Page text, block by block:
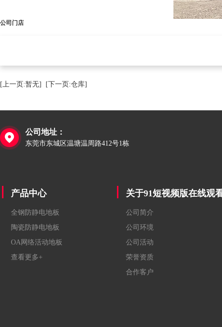
公司门店
[上一页:暂无] [下一页:仓库]

公司地址：
东莞市东城区温塘温周路412号1栋
产品中心
全钢防静电地板
陶瓷防静电地板
OA网络活动地板
查看更多+
关于91短视频版在线观
公司简介
公司环境
公司活动
荣誉资质
合作客户